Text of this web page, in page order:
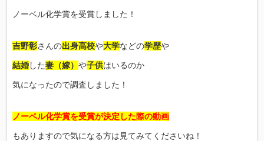
ノーベル化学賞を受賞しました！
吉野彰さんの出身高校や大学などの学歴や
結婚した妻（嫁） や子供はいるのか
気になったので調査しました！
ノーベル化学賞を受賞が決定した際の動画
もありますので気になる方は見てみてくださいね！